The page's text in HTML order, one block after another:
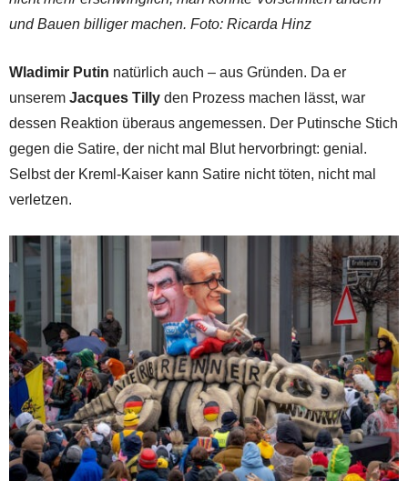
und Bauen billiger machen. Foto: Ricarda Hinz
Wladimir Putin natürlich auch – aus Gründen. Da er
unserem Jacques Tilly den Prozess machen lässt, war
dessen Reaktion überaus angemessen. Der Putinsche Stich
gegen die Satire, der nicht mal Blut hervorbringt: genial.
Selbst der Kreml-Kaiser kann Satire nicht töten, nicht mal
verletzen.